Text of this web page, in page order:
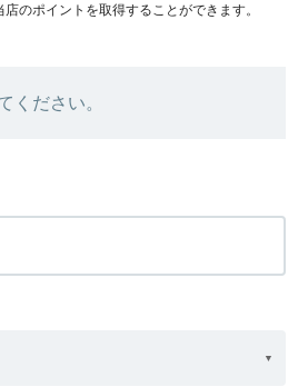
のポイントを取得することができます。
ください。